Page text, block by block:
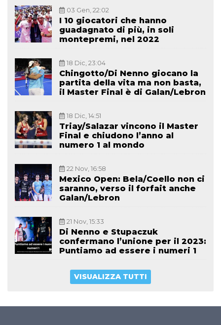
03 Gen, 22:02
I 10 giocatori che hanno
guadagnato di più, in soli
montepremi, nel 2022
18 Dic, 23:04
Chingotto/Di Nenno giocano la
partita della vita ma non basta,
il Master Final è di Galan/Lebron
18 Dic, 14:51
Triay/Salazar vincono il Master
Final e chiudono l’anno al
numero 1 al mondo
22 Nov, 16:58
Mexico Open: Bela/Coello non ci
saranno, verso il forfait anche
Galan/Lebron
21 Nov, 15:33
Di Nenno e Stupaczuk
confermano l’unione per il 2023:
Puntiamo ad essere i numeri 1
VISUALIZZA TUTTI